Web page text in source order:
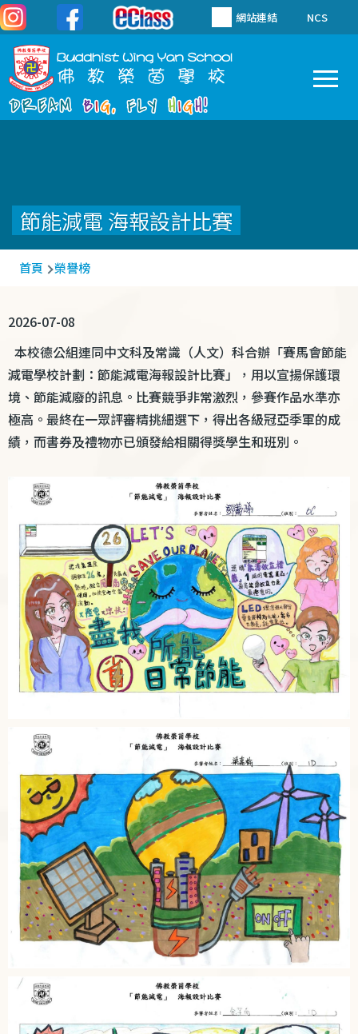
移至主內容 網站連結 NCS
節能減電 海報設計比賽
導
連
結
首頁 榮譽榜
2026-07-08
本校德公組連同中文科及常識（人文）科合辦「賽馬會節能
減電學校計劃：節能減電海報設計比賽」，用以宣揚保護環
境、節能減廢的訊息。比賽競爭非常激烈，參賽作品水準亦
極高。最終在一眾評審精挑細選下，得出各級冠亞季軍的成
績，而書券及禮物亦已頒發給相關得獎學生和班別。